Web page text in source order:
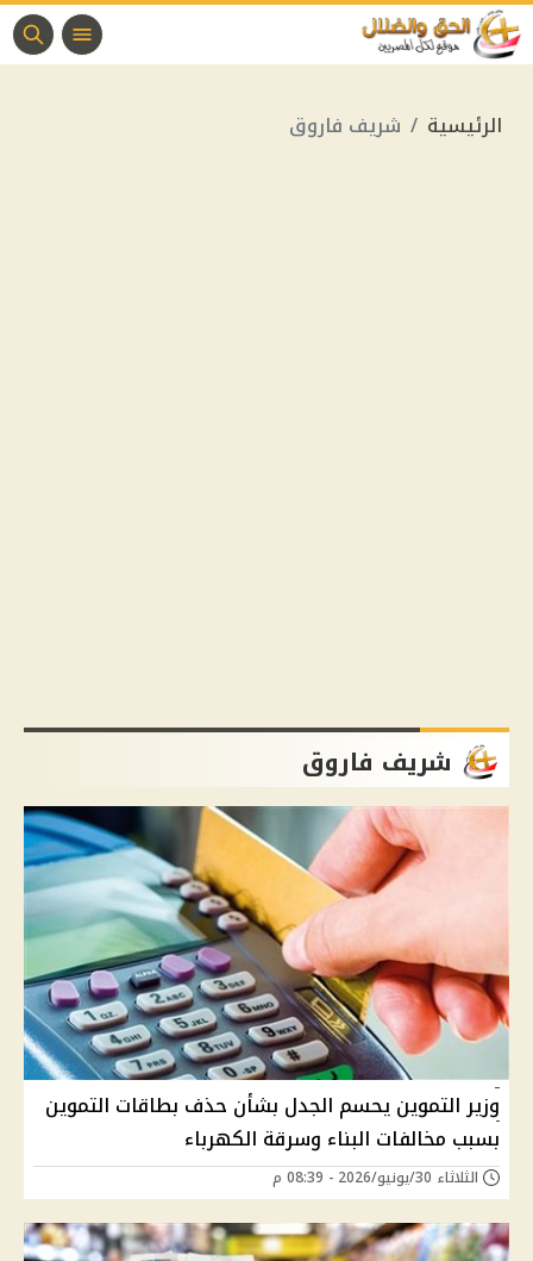
الرئيسية شريف فاروق
شريف فاروق
وزير التموين يحسم الجدل بشأن حذف بطاقات التموين
بسبب مخالفات البناء وسرقة الكهرباء
الثلاثاء 30/يونيو/2026 - 08:39 م